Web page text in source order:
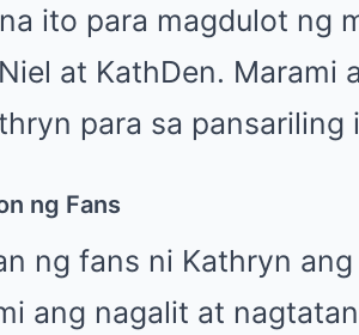
ito para magdulot ng
at KathDen. Marami
para sa pansariling
ng Fans
ng fans ni Kathryn
ang nagalit at